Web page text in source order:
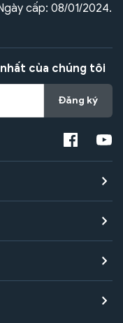
cấp: 08/01/2024.
của chúng tôi
Đăng ký